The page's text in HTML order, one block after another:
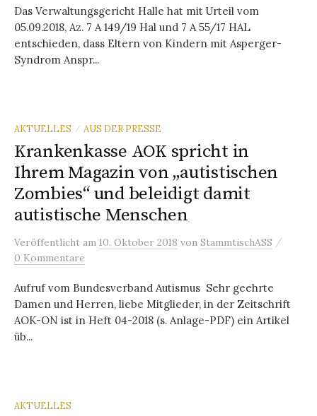
Das Verwaltungsgericht Halle hat mit Urteil vom
05.09.2018, Az. 7 A 149/19 Hal und 7 A 55/17 HAL
entschieden, dass Eltern von Kindern mit Asperger-
Syndrom Anspr...
AKTUELLES / AUS DER PRESSE
Krankenkasse AOK spricht in
Ihrem Magazin von „autistischen
Zombies“ und beleidigt damit
autistische Menschen
Veröffentlicht am 10. Oktober 2018 von StammtischASS /
0 Kommentare
Aufruf vom Bundesverband Autismus Sehr geehrte
Damen und Herren, liebe Mitglieder, in der Zeitschrift
AOK-ON ist in Heft 04-2018 (s. Anlage-PDF) ein Artikel
üb...
AKTUELLES